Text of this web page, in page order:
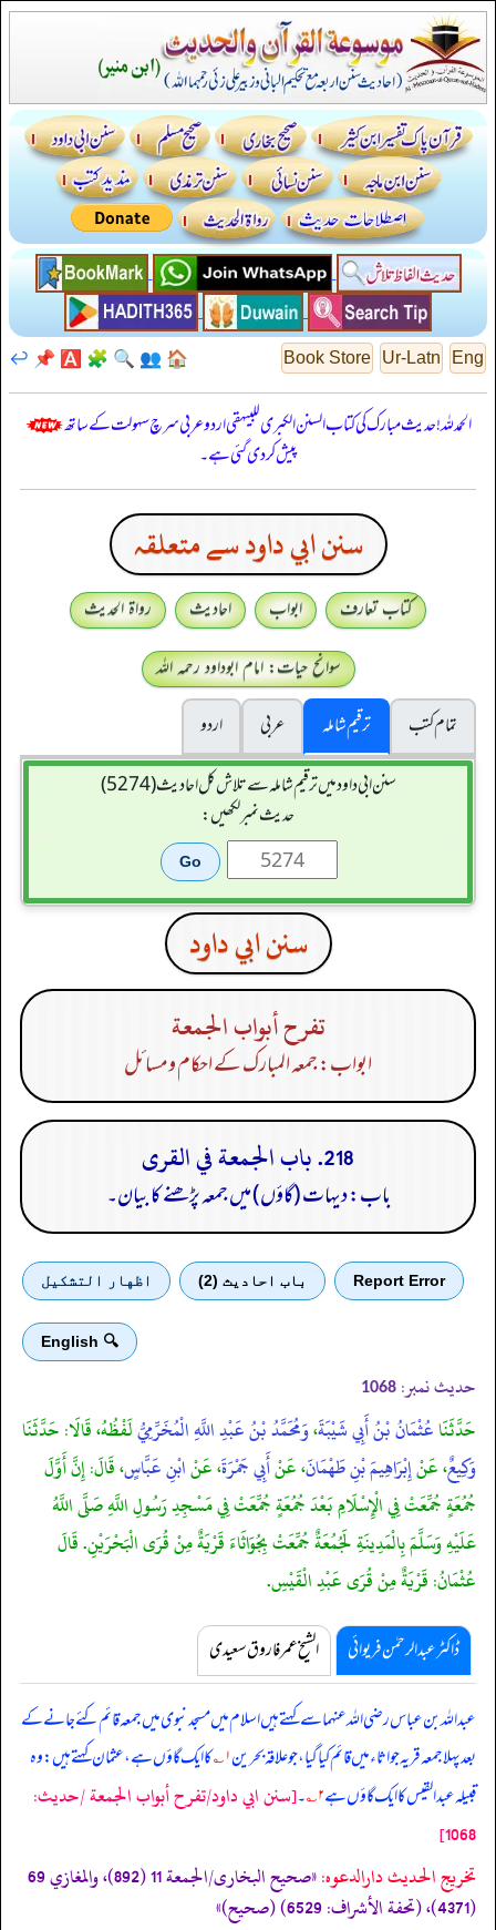
Eng
Ur-Latn
Book Store
🏠
👥
🔍
🧩
🅰️
📌
↩️
الحمدللہ! حدیث مبارک کی کتاب السنن الكبرى للبيهقي اردو عربی سرچ سہولت کے ساتھ
پیش کر دی گئی ہے۔
سنن ابي داود سے متعلقہ
کتاب تعارف ابواب احادیث
رواۃ الحدیث
سوانح حیات: امام ابوداود رحمہ اللہ
تمام کتب
ترقیم شاملہ عربی
اردو
سنن ابي داود میں ترقیم شاملہ سے تلاش کل احادیث (5274)
حدیث نمبر لکھیں:
سنن ابي داود
تفرح أبواب الجمعة
ابواب: جمعہ المبارک کے احکام ومسائل
218. باب الجمعة في القرى
باب: دیہات (گاؤں) میں جمعہ پڑھنے کا بیان۔
Report Error باب احادیث (2) اظهار التشكيل
🔍 English
حدیث نمبر: 1068
حَدَّثَنَاعُثْمَانُ بْنُ أَبِي شَيْبَةَ،وَمُحَمَّدُ بْنُ عَبْدِ اللَّهِ الْمُخَرِّمِيُّلَفْظُهُ، قَالَا: حَدَّثَنَا
وَكِيعٌ، عَنْإِبْرَاهِيمَ بْنِ طَهْمَانَ، عَنْأَبِي جَمْرَةَ، عَنْابْنِ عَبَّاسٍ، قَالَ: إِنَّ أَوَّلَ
جُمُعَةٍ جُمِّعَتْ فِي الْإِسْلَامِ بَعْدَ جُمُعَةٍ جُمِّعَتْ فِي مَسْجِدِ رَسُولِ اللَّهِ صَلَّى اللَّهُ
عَلَيْهِ وَسَلَّمَ بِالْمَدِينَةِ لَجُمُعَةٌ جُمِّعَتْ بِجُوَاثَاءَ قَرْيَةٌ مِنْ قُرَى الْبَحْرَيْنِ. قَالَ
عُثْمَانُ: قَرْيَةٌ مِنْ قُرَى عَبْدِ الْقَيْسِ.
ڈاکٹر عبدالرحمٰن فریوائی الشیخ عمر فاروق سعیدی
عبداللہ بن عباس رضی اللہ عنہما سے کہتے ہیںاسلام میں مسجد نبوی میں جمعہ قائم کئے جانے کے
بعد پہلا جمعہ قریہ جواثاء میں قائم کیا گیا، جو علاقہ بحرین۱؎ کا ایک گاؤں ہے، عثمان کہتے ہیں: وہ
قبیلہ عبدالقیس کا ایک گاؤں ہے۲؎ ۔[سنن ابي داود/تفرح أبواب الجمعة /حدیث:
1068]
تخریج الحدیث دارالدعوہ:
«‏‏‏‏صحیح البخاری/الجمعة 11 (892)، والمغازي 69
(4371)، (تحفة الأشراف: 6529) (صحیح)»